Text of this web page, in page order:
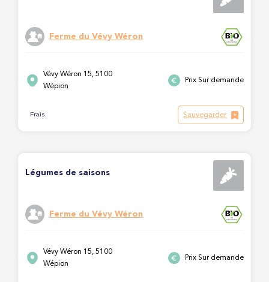
Ferme du Vévy Wéron
Vévy Wéron 15, 5100
Wépion
Prix Sur demande
Frais Sauvegarder
Légumes de saisons
Ferme du Vévy Wéron
Vévy Wéron 15, 5100
Wépion
Prix Sur demande